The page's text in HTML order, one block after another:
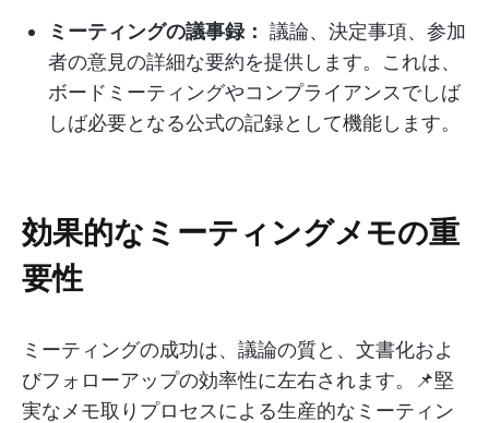
ミーティングの議事録： 議論、決定事項、参加
者の意見の詳細な要約を提供します。これは、
ボードミーティングやコンプライアンスでしば
しば必要となる公式の記録として機能します。
効果的なミーティングメモの重
要性
ミーティングの成功は、議論の質と、文書化およ
びフォローアップの効率性に左右されます。📌堅
実なメモ取りプロセスによる生産的なミーティン